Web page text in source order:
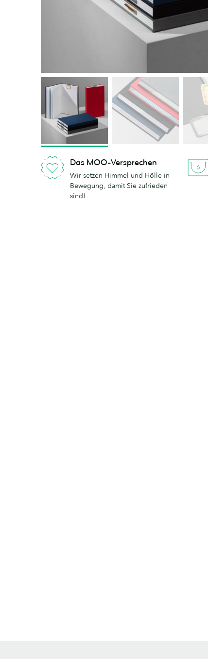
Das MOO-Versprechen
Wir setzen Himmel und Hölle in
Bewegung, damit Sie zufrieden
sind!